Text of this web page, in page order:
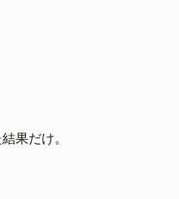
果だけ。